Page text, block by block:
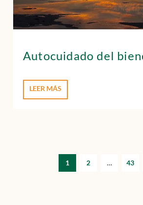
Autocuidado del
LEER MÁS
1 2 … 43